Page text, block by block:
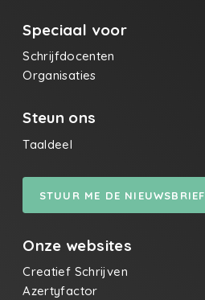
Speciaal voor
Schrijfdocenten
Organisaties
Steun ons
Taaldeel
STUUR ME DE NIEUWSBRIEF
Onze websites
Creatief Schrijven
Azertyfactor